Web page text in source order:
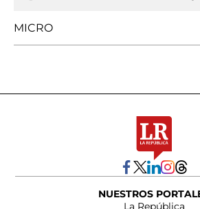
MICRO
NUESTROS
La República